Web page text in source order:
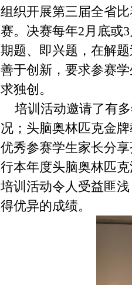
组织开展第三届全省
赛。决赛每年2月底或
期题、即兴题，在解
善于创新，要求参赛
求独创。
培训活动邀请了有多
况；头脑奥林匹克金
优秀参赛学生家长分
行本年度头脑奥林匹
培训活动令人受益匪
得优异的成绩。